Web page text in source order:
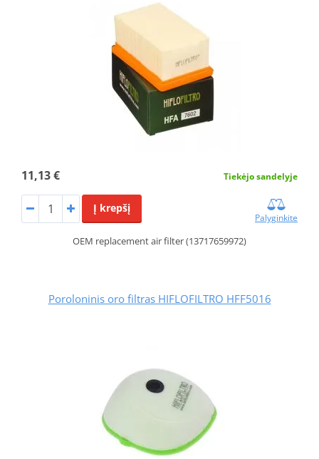
11,13 € Tiekėjo sandelyje
Į krepšį
Palyginkite
OEM replacement air filter (13717659972)
Poroloninis oro filtras HIFLOFILTRO HFF5016